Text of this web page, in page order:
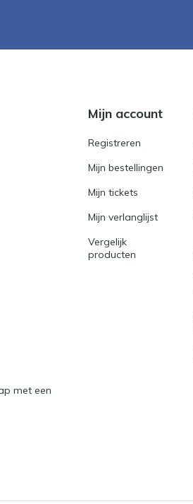
met een
Mijn account
Registreren
Mijn bestellingen
Mijn tickets
Mijn verlanglijst
Vergelijk
producten